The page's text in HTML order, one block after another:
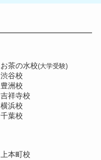
お茶の水校(大学受験)
渋谷校
豊洲校
吉祥寺校
横浜校
千葉校
上本町校